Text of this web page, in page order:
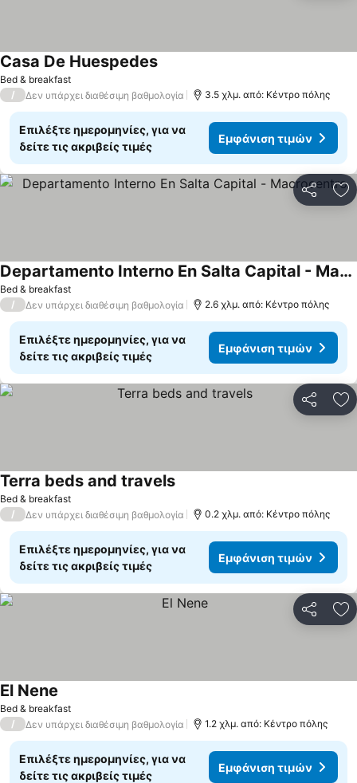
Bed & breakfast
Casa De Huespedes
/ Δεν υπάρχει διαθέσιμη βαθμολογία 3.5 χλμ. από: Κέντρο πόλης
Επιλέξτε ημερομηνίες, για να
δείτε τις ακριβείς τιμές
Εμφάνιση τιμών
Bed & breakfast
Departamento Interno En Salta Capital - Macrocentro
/ Δεν υπάρχει διαθέσιμη βαθμολογία 2.6 χλμ. από: Κέντρο πόλης
Επιλέξτε ημερομηνίες, για να
δείτε τις ακριβείς τιμές
Εμφάνιση τιμών
Bed & breakfast
Terra beds and travels
/ Δεν υπάρχει διαθέσιμη βαθμολογία 0.2 χλμ. από: Κέντρο πόλης
Επιλέξτε ημερομηνίες, για να
δείτε τις ακριβείς τιμές
Εμφάνιση τιμών
Bed & breakfast
El Nene
/ Δεν υπάρχει διαθέσιμη βαθμολογία 1.2 χλμ. από: Κέντρο πόλης
Επιλέξτε ημερομηνίες, για να
δείτε τις ακριβείς τιμές
Εμφάνιση τιμών